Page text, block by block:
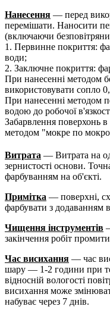
Нанесення — перед
перемішати. Наносити
(включаючи
1. Первинне покриття:
води;
2. Заключне покриття:
При нанесенні методом
використовувати сопло
При нанесенні методом
водою до робочої
Забарвлення поверхонь
методом "мокре по
Витрата — Витрата на
зернистості основи.
фарбуванням на об'єкті.
Примітка — поверхні,
фарбувати з додаванням
Чищення інструментів
закінчення робіт
Час висихання — час
шару — 1-2 години при
відносній вологості
висихання може
набуває через 7 днів.